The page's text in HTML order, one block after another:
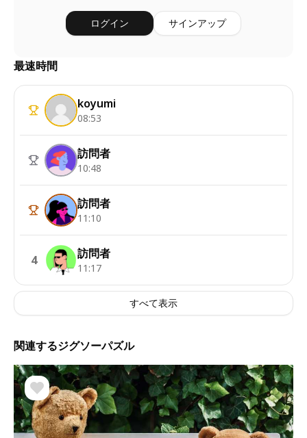
ログイン サインアップ
最速時間
koyumi
08:53
訪問者
10:48
訪問者
11:10
4 訪問者
11:17
すべて表示
関連するジグソーパズル